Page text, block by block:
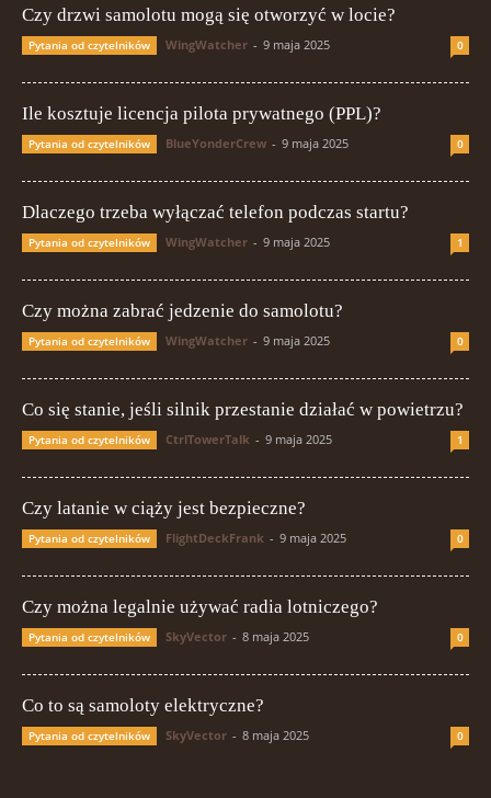
Czy drzwi samolotu mogą się otworzyć w locie?
Pytania od czytelników WingWatcher - 9 maja 2025 0
Ile kosztuje licencja pilota prywatnego (PPL)?
Pytania od czytelników BlueYonderCrew - 9 maja 2025 0
Dlaczego trzeba wyłączać telefon podczas startu?
Pytania od czytelników WingWatcher - 9 maja 2025 1
Czy można zabrać jedzenie do samolotu?
Pytania od czytelników WingWatcher - 9 maja 2025 0
Co się stanie, jeśli silnik przestanie działać w powietrzu?
Pytania od czytelników CtrlTowerTalk - 9 maja 2025 1
Czy latanie w ciąży jest bezpieczne?
Pytania od czytelników FlightDeckFrank - 9 maja 2025 0
Czy można legalnie używać radia lotniczego?
Pytania od czytelników SkyVector - 8 maja 2025 0
Co to są samoloty elektryczne?
Pytania od czytelników SkyVector - 8 maja 2025 0